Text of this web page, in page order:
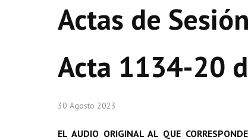
Actas de Sesión
Acta 1134-20
30 Agosto 2023
EL AUDIO ORIGINAL AL QUE